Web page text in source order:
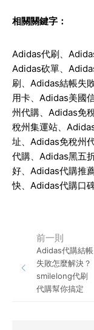
相關關鍵字：
Adidas代刷、
Adidas砍單、
刷、 Adidas結帳失敗
用卡、 Adidas美國
州代購、 Adidas免
稅州集運站、
址、 Adidas免稅州
代購、 Adidas黑五
好、 Adidas代購推薦
快、 Adidas代購口
前一則
Adidas代購結帳
失敗怎麼解決？
smilelong代刷
代購幫你搞定